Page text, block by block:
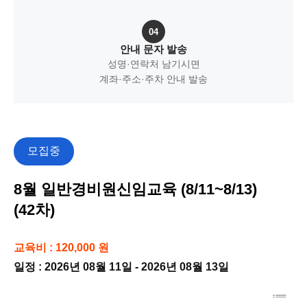
04
안내 문자 발송
성명·연락처 남기시면
계좌·주소·주차 안내 발송
모집중
8월 일반경비원신임교육 (8/11~8/13)
(42차)
교육비 : 120,000 원
일정 : 2026년 08월 11일 - 2026년 08월 13일